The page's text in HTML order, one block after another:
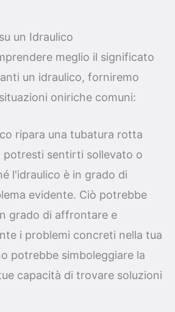
un Idraulico
meglio il significato
un idraulico, forniremo
oniriche comuni:
ripara una tubatura rotta
potresti sentirti sollevato o
l'idraulico è in grado di
evidente. Ciò potrebbe
grado di affrontare e
i problemi concreti nella tua
potrebbe simboleggiare la
capacità di trovare soluzioni